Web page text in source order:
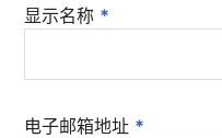
显示名称 *
电子邮箱地址 *